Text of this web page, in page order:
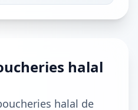
halal
halal de